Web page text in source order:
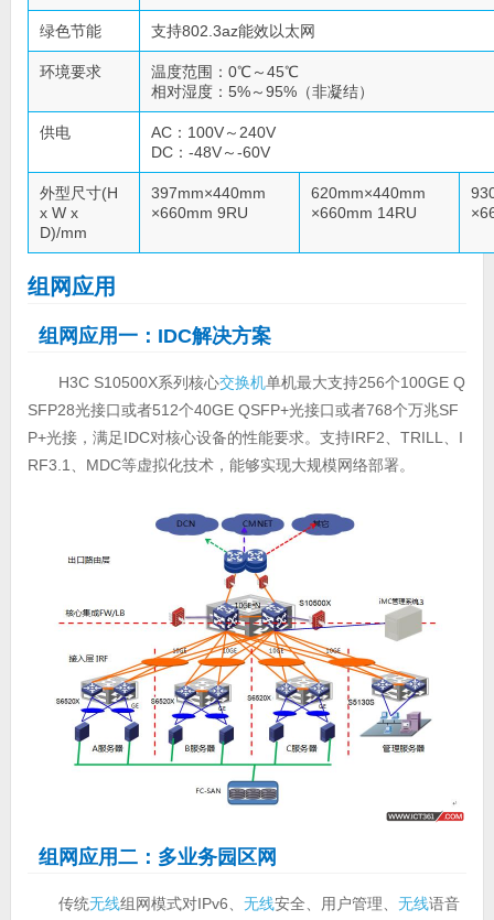
绿色节能 支持802.3az能效以太网
环境要求
温度范围：0℃～45℃
相对湿度：5%～95%（非凝结）
供电
AC：100V～240V
DC：-48V～-60V
外型尺寸(H
x W x
D)/mm
397mm×440mm
×660mm 9RU
620mm×440mm
×660mm 14RU
组网应用
组网应用一：IDC解决方案
H3C S10500X系列核心交换机单机最大支持256个100GE Q
SFP28光接口或者512个40GE QSFP+光接口或者768个万兆SF
P+光接，满足IDC对核心设备的性能要求。支持IRF2、TRILL、I
RF3.1、MDC等虚拟化技术，能够实现大规模网络部署。
组网应用二：多业务园区网
传统无线组网模式对IPv6、 无线安全、用户管理、 无线语音